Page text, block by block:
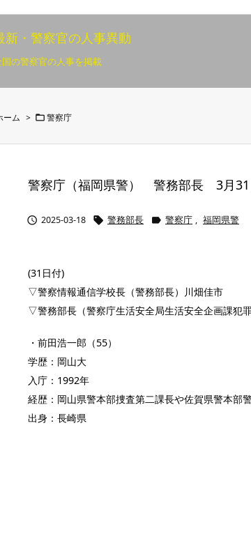
新・警察官の人事異動
国の警察官の人事を掲載
ーム >  警察庁
警察庁（福岡県警） 警務部長 3月
 2025-03-18  警務部長  警察庁 , 福岡県警
(31日付)
▽警察情報通信学校長（警務部長）川畑佳市
▽警務部長（警察庁生活安全局生活安全企画課犯
・前田浩一郎（55）
学歴：岡山大
入庁：1992年
経歴：岡山県警本部捜査第二課長や佐賀県警本部
出身：長崎県